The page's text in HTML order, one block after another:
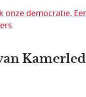
onze democratie.